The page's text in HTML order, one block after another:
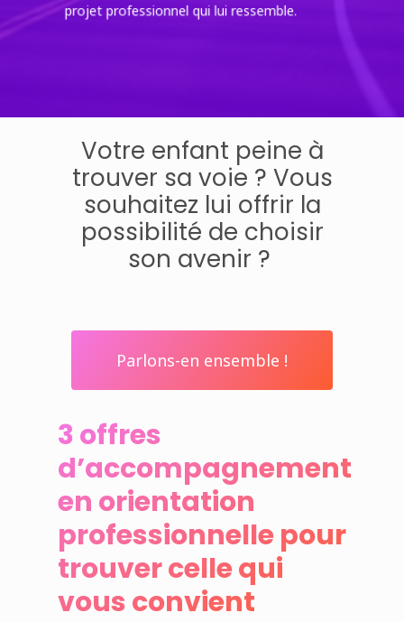
projet professionnel qui lui ressemble.
Votre enfant peine à
trouver sa voie ? Vous
souhaitez lui offrir la
possibilité de choisir
son avenir ?
Parlons-en ensemble !
3 offres
d’accompagnement
en orientation
professionnelle pour
trouver celle qui
vous convient